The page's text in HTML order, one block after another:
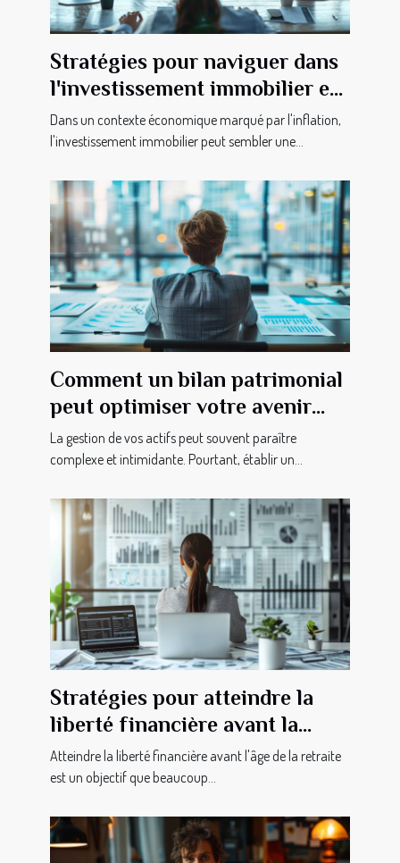
Stratégies pour naviguer dans
l'investissement immobilier en
période d'inflation
Dans un contexte économique marqué par l'inflation,
l'investissement immobilier peut sembler une...
Comment un bilan patrimonial
peut optimiser votre avenir
financier
La gestion de vos actifs peut souvent paraître
complexe et intimidante. Pourtant, établir un...
Stratégies pour atteindre la
liberté financière avant la
retraite
Atteindre la liberté financière avant l'âge de la retraite
est un objectif que beaucoup...